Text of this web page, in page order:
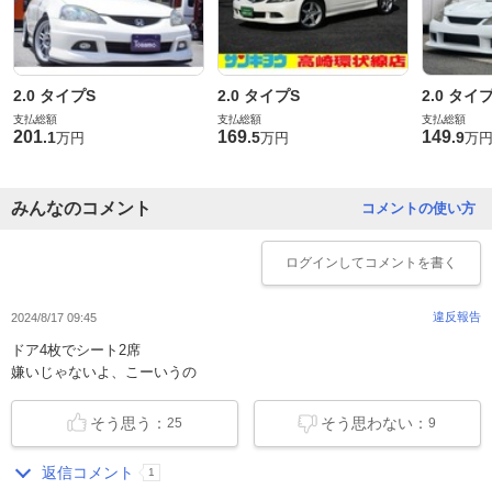
2.0 タイプS
支払総額
201.1万円
2.0 タイプS
支払総額
169.5万円
2.0 タイ
支払総額
149.9万円
コメントの使い方
みんなのコメント
ログイン してコメントを書く
2024/8/17 09:45 違反報告
ドア4枚でシート2席
嫌いじゃないよ、こーいうの
そう思わない：9
そう思う：25
返信コメント 1